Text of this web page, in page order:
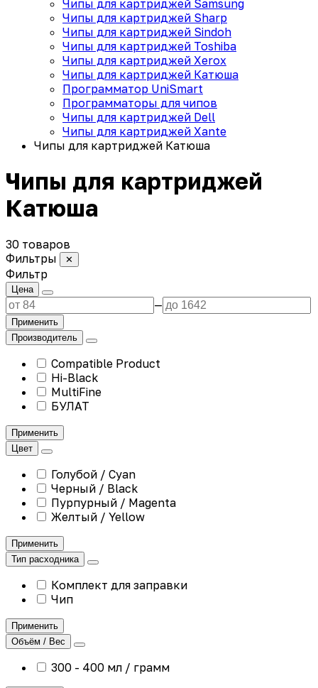
Чипы для картриджей Samsung
Чипы для картриджей Sharp
Чипы для картриджей Sindoh
Чипы для картриджей Toshiba
Чипы для картриджей Xerox
Чипы для картриджей Катюша
Программатор UniSmart
Программаторы для чипов
Чипы для картриджей Dell
Чипы для картриджей Xante
Чипы для картриджей Катюша
Чипы для картриджей
Катюша
30 товаров
Фильтры
✕
Фильтр
Цена
—
Применить
Производитель
Compatible Product
Hi-Black
MultiFine
БУЛАТ
Применить
Цвет
Голубой / Cyan
Черный / Black
Пурпурный / Magenta
Желтый / Yellow
Применить
Тип расходника
Комплект для заправки
Чип
Применить
Объём / Вес
300 - 400 мл / грамм